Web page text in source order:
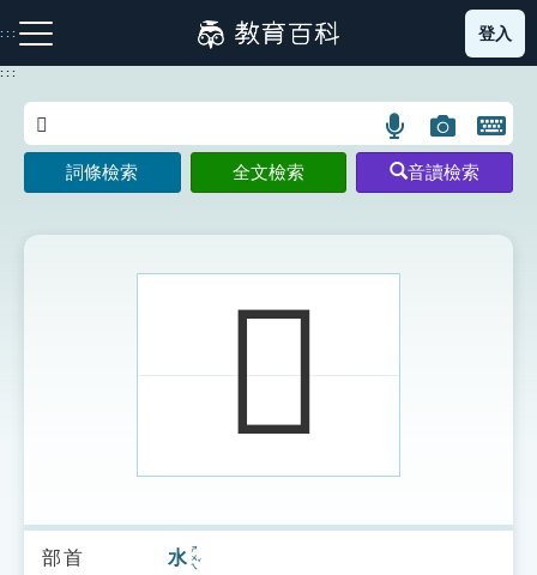
到
主
:::
注音索引圖示 筆畫索引圖示 部首索引表圖示
索引選單
登入
:::
語
言
搜
示
圖
片
搜
開
鍵
圖
詞條檢索 全文檢索 音讀檢索
𤅍
部首 水 ㄕㄨㄟˇ